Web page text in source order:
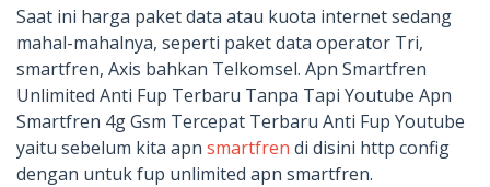
Saat ini harga paket data atau kuota internet sedang
mahal-mahalnya, seperti paket data operator Tri,
smartfren, Axis bahkan Telkomsel. Apn Smartfren
Unlimited Anti Fup Terbaru Tanpa Tapi Youtube Apn
Smartfren 4g Gsm Tercepat Terbaru Anti Fup Youtube
yaitu sebelum kita apn smartfren di disini http config
dengan untuk fup unlimited apn smartfren.